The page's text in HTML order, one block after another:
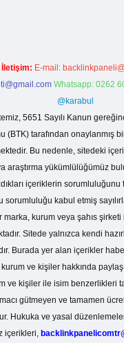
İletişim: E-mail:
Whatsapp: 0262
@karabul
5651 Sayılı Kanun
(BTK) tarafından onaylanmış
Bu nedenle, sitedeki
araştırma yükümlülüğümüz
içeriklerin sorumluluğunu
sorumluluğu kabul etmiş
marka, kurum veya şahıs şirketi
Sitede yalnızca kendi
Burada yer alan içerikler
ve kişiler hakkında
ve kişiler ile isim benzerlikleri
gütmeyen ve tamamen
Hukuka ve yasal
içerikleri,